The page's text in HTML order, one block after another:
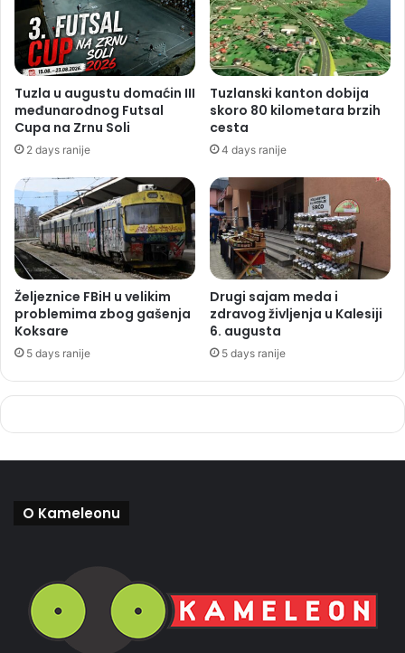
Tuzla u augustu domaćin III
međunarodnog Futsal
Cupa na Zrnu Soli
2 days ranije
Tuzlanski kanton dobija
skoro 80 kilometara brzih
cesta
4 days ranije
Željeznice FBiH u velikim
problemima zbog gašenja
Koksare
5 days ranije
Drugi sajam meda i
zdravog življenja u Kalesiji
6. augusta
5 days ranije
O Kameleonu